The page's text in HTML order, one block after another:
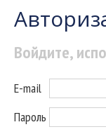
Войдите,
E-mail
Пароль